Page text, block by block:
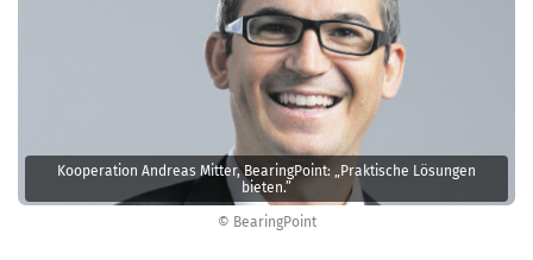
© BearingPoint
Kooperation Andreas Mitter, BearingPoint: „Praktische Lösungen
bieten.”